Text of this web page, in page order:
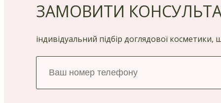
ЗАМОВИТИ
індивідуальний підбір доглядової